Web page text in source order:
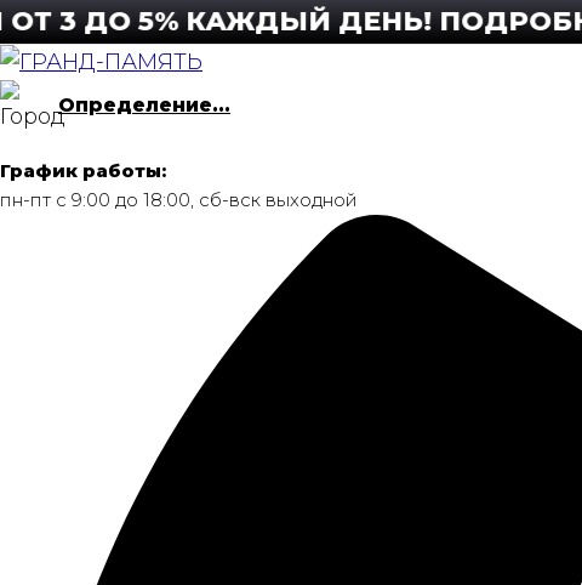
Перейти
к
содержимому
ДО 5% КАЖДЫЙ ДЕНЬ! ПОДРОБНЕЕ
Определение...
График работы:
пн-пт с 9:00 до 18:00, сб-вск выходной